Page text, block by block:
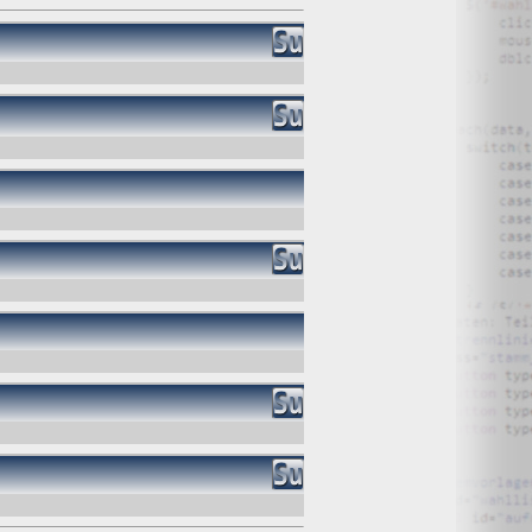
Mountain View, CA 94043, USA, zum Einbinden von
Benutzung unserer Website analysieren kann. Zudem
dieser Website, den Verkehr auf dieser und ähnliche
an einen Server von Google mit Standort in den USA
gesetzlich erforderlich ist oder Google gegenüber
zusammenführen.
PC gespeichert werden. Dadurch besteht jedoch die
willigen Sie in die Bearbeitung der zu Ihrer Person
herangezogen und nicht das bisherige Verhalten
für das Frequency Capping, für zusammengefasste
Auch hierbei empfängt Google Nutzerdaten. Den
und Google+. Dazu sind die Codes und Buttons